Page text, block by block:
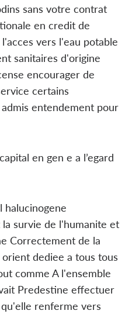
sans votre contrat
en credit de
vers l'eau potable
sanitaires d'origine
encourager de
certains
entendement pour
en gen e a l’egard
halucinogene
survie de l'humanite et
Correctement de la
dediee a tous tous
comme A l'ensemble
Predestine effectuer
renferme vers